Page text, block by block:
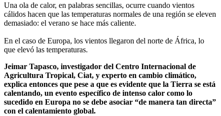
Una ola de calor, en palabras sencillas, ocurre cuando vientos
cálidos hacen que las temperaturas normales de una región se eleven
demasiado: el verano se hace más caliente.
En el caso de Europa, los vientos llegaron del norte de África, lo
que elevó las temperaturas.
Jeimar Tapasco, investigador del Centro Internacional de
Agricultura Tropical, Ciat, y experto en cambio climático,
explica entonces que pese a que es evidente que la Tierra se está
calentando, un evento específico de intenso calor como lo
sucedido en Europa no se debe asociar “de manera tan directa”
con el calentamiento global.